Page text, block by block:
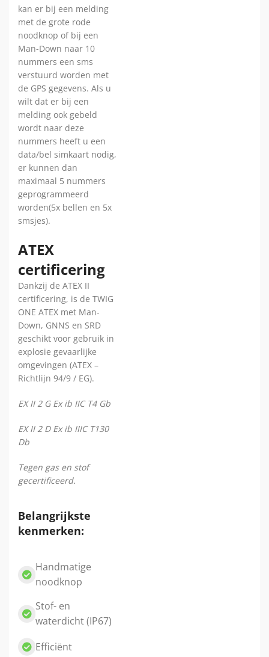
kan er bij een melding
met de grote rode
noodknop of bij een
Man-Down naar 10
nummers een sms
verstuurd worden met
de GPS gegevens. Als u
wilt dat er bij een
melding ook gebeld
wordt naar deze
nummers heeft u een
data/bel simkaart nodig,
er kunnen dan
maximaal 5 nummers
geprogrammeerd
worden(5x bellen en 5x
smsjes).
ATEX
certificering
Dankzij de ATEX II
certificering, is de TWIG
ONE ATEX met Man-
Down, GNNS en SRD
geschikt voor gebruik in
explosie gevaarlijke
omgevingen (ATEX –
Richtlijn 94/9 / EG).
EX II 2 G Ex ib IIC T4 Gb
EX II 2 D Ex ib IIIC T130
Db
Tegen gas en stof
gecertificeerd.
Belangrijkste
kenmerken:
Handmatige
noodknop
Stof- en
waterdicht (IP67)
Efficiënt